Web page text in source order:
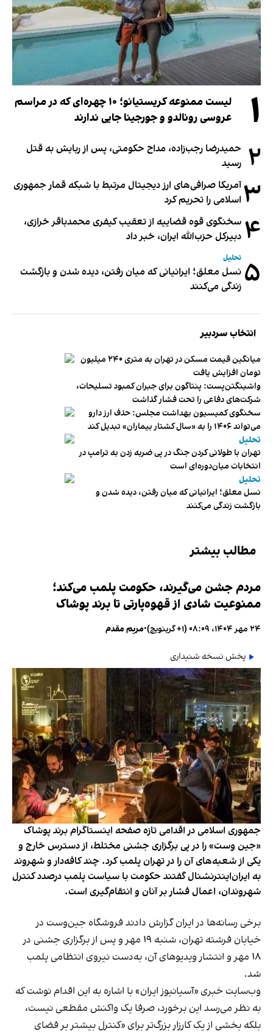
۱
لیست ممنوعه کریستیانو؛ ۱۰ چهره‌ای که در مراسم
عروسی رونالدو و جورجینا جایی ندارند
۲ حمیدرضا رجب‌زاده، مداح حکومتی، پس از ربایش به قتل
رسید
۳آمریکا صرافی‌های ارز دیجیتال مرتبط با شبکه قمار جمهوری
اسلامی را تحریم کرد
۴ سخنگوی قوه قضاییه از تعقیب کیفری محمدباقر خرازی،
دبیر‌کل حزب‌الله ایران، خبر داد
۵ تحلیل
نسل معلق؛ ایرانیانی که میان رفتن، دیده شدن و بازگشت
زندگی می‌کنند
انتخاب سردبیر
میانگین قیمت مسکن در تهران به متری ۲۴۰ میلیون
تومان افزایش یافت
واشینگتن‌پست: پنتاگون برای جبران کمبود تسلیحات،
شرکت‌های دفاعی را تحت فشار گذاشت
سخنگوی کمیسیون بهداشت مجلس: حذف ارز دارو
می‌تواند ۱۴۰۶ را به «سال کشتار بیماران» تبدیل کند
تحلیل
تهران با طولانی کردن جنگ در پی ضربه زدن به ترامپ در
انتخابات میان‌دوره‌ای است
تحلیل
نسل معلق؛ ایرانیانی که میان رفتن، دیده شدن و
بازگشت زندگی می‌کنند
مطالب بیشتر
مردم جشن می‌گیرند، حکومت پلمب می‌کند؛
ممنوعیت شادی از قهوه‌پارتی تا برند پوشاک
۲۴ مهر ۱۴۰۴، ۰۸:۰۹ (‎+۱ گرینویچ) •مریم مقدم
پخش نسخه شنیداری
جمهوری اسلامی در اقدامی تازه صفحه اینستاگرام برند پوشاک
«جین وست» را در پی برگزاری جشنی مختلط، از دسترس خارج و
یکی از شعبه‌های آن را در تهران پلمب کرد. چند کافه‌‌دار و شهروند
به ایران‌اینترنشنال گفتند حکومت با سیاست پلمب درصدد کنترل
شهروندان، اعمال فشار بر آنان و انتقام‌گیری است.
برخی رسانه‌ها در ایران گزارش دادند فروشگاه جین‌وست در
خیابان فرشته تهران، شنبه ۱۹ مهر و پس از برگزاری جشنی در
۱۸ مهر و انتشار ویدیوهای آن، به‌دست نیروی انتظامی پلمب
شد.
وب‌سایت خبری «آسیانیوز ایران» با اشاره به این اقدام نوشت که
به نظر می‌رسد این برخورد، صرفا یک واکنش مقطعی نیست،
بلکه بخشی از یک کارزار بزرگ‌تر برای «کنترل بیشتر بر فضای